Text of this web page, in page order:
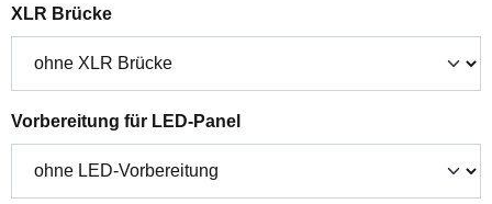
XLR Brückeauswählen
Vorbereitung für LED-Panelauswählen